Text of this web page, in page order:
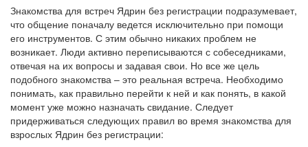
Знакомства для встреч Ядрин без регистрации подразумевает,
что общение поначалу ведется исключительно при помощи
его инструментов. С этим обычно никаких проблем не
возникает. Люди активно переписываются с собеседниками,
отвечая на их вопросы и задавая свои. Но все же цель
подобного знакомства – это реальная встреча. Необходимо
понимать, как правильно перейти к ней и как понять, в какой
момент уже можно назначать свидание. Следует
придерживаться следующих правил во время знакомства для
взрослых Ядрин без регистрации: